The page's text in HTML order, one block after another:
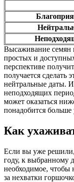
Высаживание семян
простых и
перспективе
получается сделать
нейтральные даты. И
неподходящих
может оказаться
понадобится
Как
Если вы уже решили,
году, к выбранному
необходимое, чтобы
за нехватки